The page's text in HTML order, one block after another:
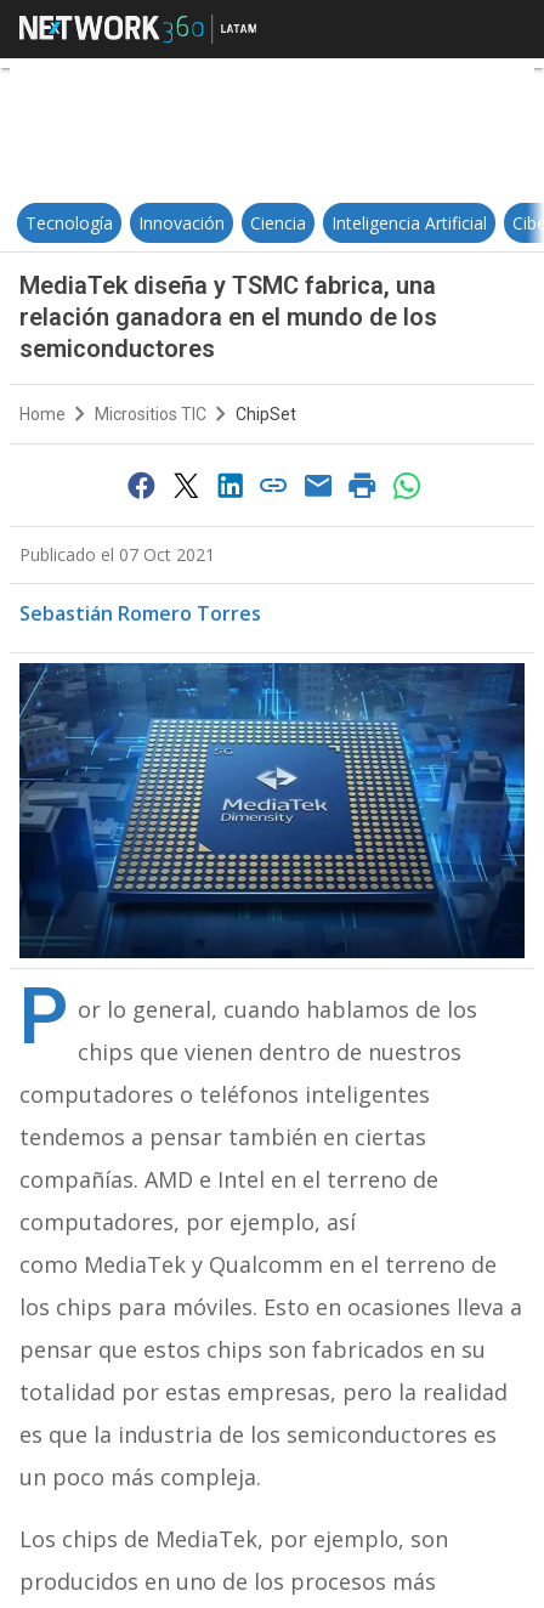
MediaTek diseña y TSMC
Tecnología Innovación Ciencia Inteligencia Artificial
MediaTek diseña y TSMC fabrica, una
relación ganadora en el mundo de los
semiconductores
Home Micrositios TIC ChipSet
Publicado el 07 Oct 2021
Sebastián Romero Torres
P or lo general, cuando hablamos de los
chips que vienen dentro de nuestros
computadores o teléfonos inteligentes
tendemos a pensar también en ciertas
compañías. AMD e Intel en el terreno de
computadores, por ejemplo, así
como MediaTek y Qualcomm en el terreno de
los chips para móviles. Esto en ocasiones lleva a
pensar que estos chips son fabricados en su
totalidad por estas empresas, pero la realidad
es que la industria de los semiconductores es
un poco más compleja.
Los chips de MediaTek, por ejemplo, son
producidos en uno de los procesos más